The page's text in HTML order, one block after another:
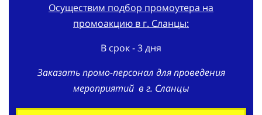
Осуществим подбор промоутера на
промоакцию в г. Сланцы:
В срок - 3 дня
Заказать промо-персонал для проведения
мероприятий в г. Сланцы